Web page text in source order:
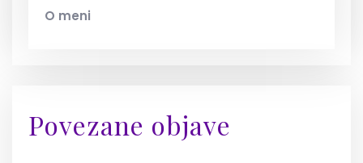
O meni
Povezane objave